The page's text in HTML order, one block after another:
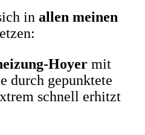
in allen meinen
Hoyer mit
durch gepunktete
schnell erhitzt